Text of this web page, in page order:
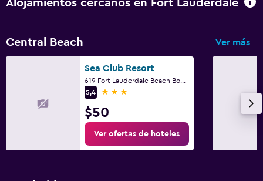
Gimnasio
Alojamientos cercanos en Fort Lauderdale
Central Beach Ver más
Sea Club Resort
5,4
3 estrellas
$50
Ver ofertas de hoteles